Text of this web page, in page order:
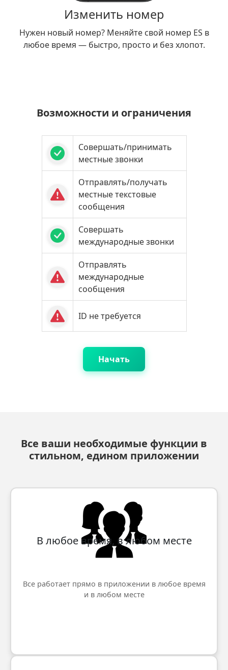
Изменить номер
Нужен новый номер? Меняйте свой номер ES в
любое время — быстро, просто и без хлопот.
Возможности и ограничения
Совершать/принимать
местные звонки
Отправлять/получать
местные текстовые
сообщения
Совершать
международные звонки
Отправлять
международные
сообщения
ID не требуется
Начать
Все ваши необходимые функции в
стильном, едином приложении
В любое время, в любом месте
Все работает прямо в приложении в любое время
и в любом месте